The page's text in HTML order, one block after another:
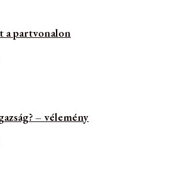
a partvonalon
– vélemény